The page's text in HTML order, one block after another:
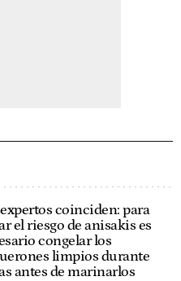
coinciden: para
el riesgo de anisakis es
congelar los
limpios durante
antes de marinarlos